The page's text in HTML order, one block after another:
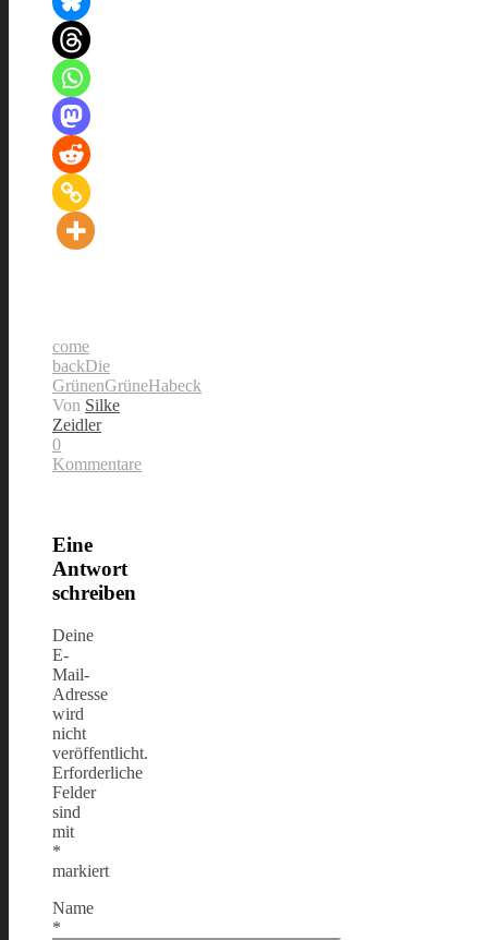
come
backDie
GrünenGrüneHabeck
Von Silke
Zeidler
0
Kommentare
Eine
Antwort
schreiben
Deine
E-
Mail-
Adresse
wird
nicht
veröffentlicht.
Erforderliche
Felder
sind
mit
*
markiert
Name
*